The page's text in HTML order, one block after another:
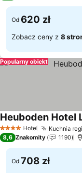
Od 620 zł
Zobacz ceny z 8
Popularny obiekt
4 KategoriaHotel Kuchnia
Heuboden Hotel
8,6 Znakomity 1190
Od 708 zł